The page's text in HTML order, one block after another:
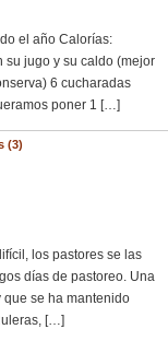
el año Calorías:
su jugo y su caldo (mejor
6 cucharadas
poner 1 […]
(3)
los pastores se las
días de pastoreo. Una
que se ha mantenido
[…]